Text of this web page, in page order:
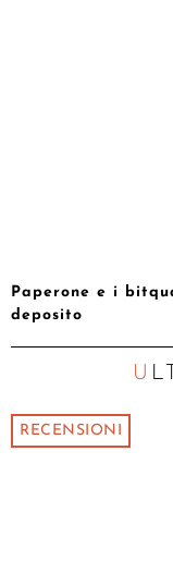
Paperone e i
deposito
RECENSIONI